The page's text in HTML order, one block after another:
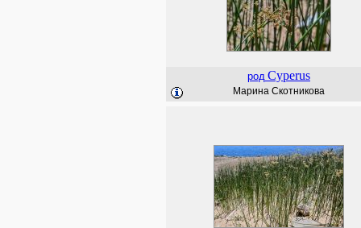
род Cyperus
Марина Скотникова